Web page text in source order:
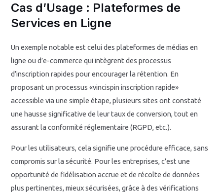
Cas d’Usage : Plateformes de
Services en Ligne
Un exemple notable est celui des plateformes de médias en
ligne ou d’e-commerce qui intègrent des processus
d’inscription rapides pour encourager la rétention. En
proposant un processus «vincispin inscription rapide»
accessible via une simple étape, plusieurs sites ont constaté
une hausse significative de leur taux de conversion, tout en
assurant la conformité réglementaire (RGPD, etc.).
Pour les utilisateurs, cela signifie une procédure efficace, sans
compromis sur la sécurité. Pour les entreprises, c’est une
opportunité de fidélisation accrue et de récolte de données
plus pertinentes, mieux sécurisées, grâce à des vérifications